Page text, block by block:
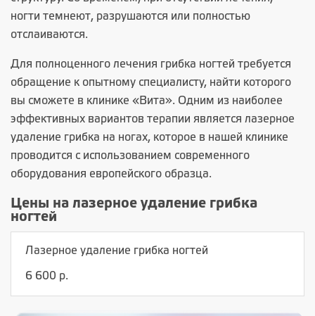
ногти темнеют, разрушаются или полностью
отслаиваются.
Для полноценного лечения грибка ногтей требуется
обращение к опытному специалисту, найти которого
вы сможете в клинике «Вита». Одним из наиболее
эффективных вариантов терапии является лазерное
удаление грибка на ногах, которое в нашей клинике
проводится с использованием современного
оборудования европейского образца.
Цены на лазерное удаление грибка
ногтей
Лазерное удаление грибка ногтей
6 600 р.